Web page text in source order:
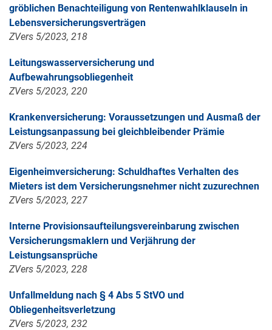
gröblichen Benachteiligung von Rentenwahlklauseln in
Lebensversicherungsverträgen
ZVers 5/2023, 218
Leitungswasserversicherung und
Aufbewahrungsobliegenheit
ZVers 5/2023, 220
Krankenversicherung: Voraussetzungen und Ausmaß der
Leistungsanpassung bei gleichbleibender Prämie
ZVers 5/2023, 224
Eigenheimversicherung: Schuldhaftes Verhalten des
Mieters ist dem Versicherungsnehmer nicht zuzurechnen
ZVers 5/2023, 227
Interne Provisionsaufteilungsvereinbarung zwischen
Versicherungsmaklern und Verjährung der
Leistungsansprüche
ZVers 5/2023, 228
Unfallmeldung nach § 4 Abs 5 StVO und
Obliegenheitsverletzung
ZVers 5/2023, 232